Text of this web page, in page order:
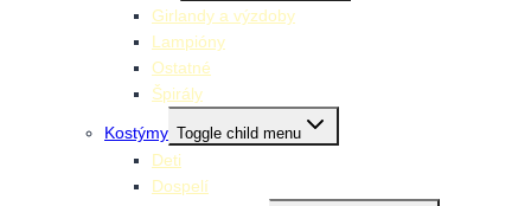
Girlandy a výzdoby
Lampióny
Ostatné
Špirály
Kostýmy Toggle child menu
Deti
Dospelí